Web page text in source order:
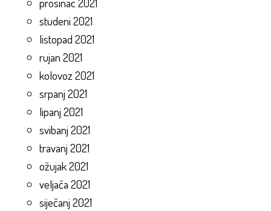
studeni 2021
listopad 2021
rujan 2021
kolovoz 2021
srpanj 2021
lipanj 2021
svibanj 2021
travanj 2021
ožujak 2021
veljača 2021
siječanj 2021